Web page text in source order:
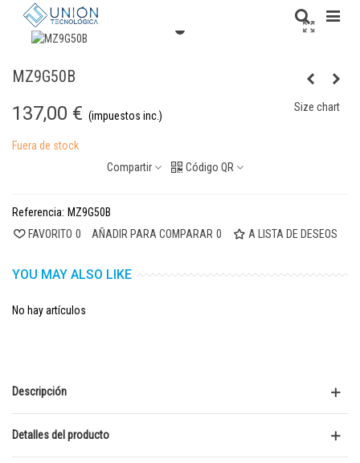
MZ9G50B
137,00 € (impuestos inc.)
Size chart
Fuera de stock
Compartir
Código QR
Referencia: MZ9G50B
FAVORITO 0 AÑADIR PARA COMPARAR 0 A LISTA DE DESEOS
YOU MAY ALSO LIKE
No hay artículos
Descripción
Detalles del producto